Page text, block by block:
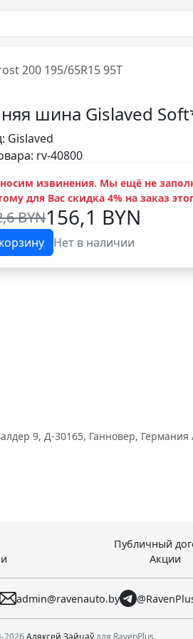
200 195/65R15 95T
шина Gislaved
Gislaved
rv-40800
извинения. Мы ещё не
для Вас скидка 4% на заказ
BYN156,1 BYN
Нет в наличии
9, Д-30165, Ганновер,
Публичный
Акции
admin@ravenauto.by
2026Аляксей Зайцаў для RavenPlus.